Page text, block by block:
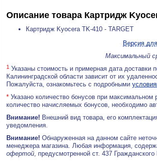
Описание товара Картридж
Картридж Kyocera TK-410 - TARGET
Версия
Максимальный
1 Указаны стоимость и примерная дата доставки
Калининградской области зависит от их
Пожалуйста, ознакомьтесь с подробными
* Указано количество бонусов при максимальном
количество начисляемых бонусов, необходимо
Внимание! Внешний вид товара, его
уведомления.
Внимание! Обнаруженная на данном сайте
менеджера магазина. Любая информация,
офертой, предусмотренной ст. 437